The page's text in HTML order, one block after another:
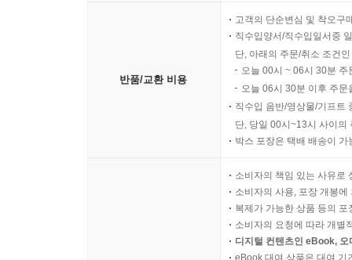
반품/교환 비용
고객의 단순변심 및 착오구
직수입양서/직수입일서중
단, 아래의 주문/취소 조건
오늘 00시 ~ 06시 30분
오늘 06시 30분 이후 주
직수입 음반/영상물/기프트
단, 당일 00시~13시 사이의
박스 포장은 택배 배송이
소비자의 책임 있는 사유로
소비자의 사용, 포장 개봉
복제가 가능한 상품 등의
소비자의 요청에 따라 개별
디지털 컨텐츠인 eBook,